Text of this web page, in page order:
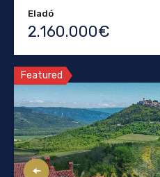
Eladó
2.160.000€
Featured